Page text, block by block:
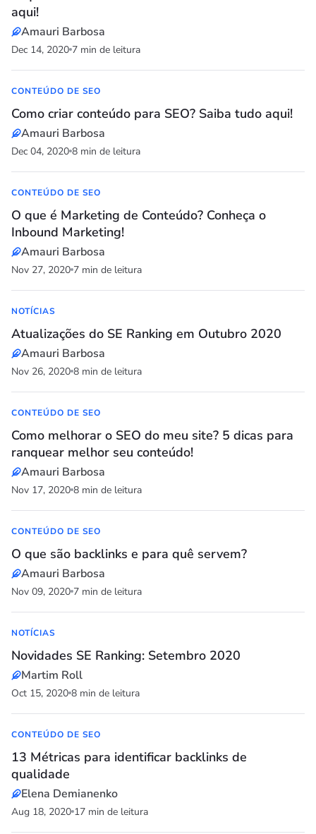
aqui!
Amauri Barbosa
Dec 14, 2020 7 min de leitura
CONTEÚDO DE SEO
Como criar conteúdo para SEO? Saiba tudo aqui!
Amauri Barbosa
Dec 04, 2020 8 min de leitura
CONTEÚDO DE SEO
O que é Marketing de Conteúdo? Conheça o
Inbound Marketing!
Amauri Barbosa
Nov 27, 2020 7 min de leitura
NOTÍCIAS
Atualizações do SE Ranking em Outubro 2020
Amauri Barbosa
Nov 26, 2020 8 min de leitura
CONTEÚDO DE SEO
Como melhorar o SEO do meu site? 5 dicas para
ranquear melhor seu conteúdo!
Amauri Barbosa
Nov 17, 2020 8 min de leitura
CONTEÚDO DE SEO
O que são backlinks e para quê servem?
Amauri Barbosa
Nov 09, 2020 7 min de leitura
NOTÍCIAS
Novidades SE Ranking: Setembro 2020
Martim Roll
Oct 15, 2020 8 min de leitura
CONTEÚDO DE SEO
13 Métricas para identificar backlinks de
qualidade
Elena Demianenko
Aug 18, 2020 17 min de leitura